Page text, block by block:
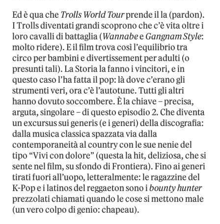
Ed è qua che Trolls World Tourprende il la (pardon).
I Trolls diventati grandi scoprono che c’è vita oltre i
loro cavalli di battaglia (Wannabee Gangnam Style:
molto ridere). E il film trova così l’equilibrio tra
circo per bambini e divertissement per adulti (o
presunti tali). La Storia la fanno i vincitori, e in
questo caso l’ha fatta il pop: là dove c’erano gli
strumenti veri, ora c’è l’autotune. Tutti gli altri
hanno dovuto soccombere. È la chiave – precisa,
arguta, singolare – di questo episodio 2. Che diventa
un excursus sui generis (e i generi) della discografia:
dalla musica classica spazzata via dalla
contemporaneità al country con le sue nenie del
tipo “Vivi con dolore” (questa la hit, deliziosa, che si
sente nel film, su sfondo di Frontiera). Fino ai generi
tirati fuori all’uopo, letteralmente: le ragazzine del
K-Pop e i latinos del reggaeton sono ibounty hunter
prezzolati chiamati quando le cose si mettono male
(un vero colpo di genio: chapeau).